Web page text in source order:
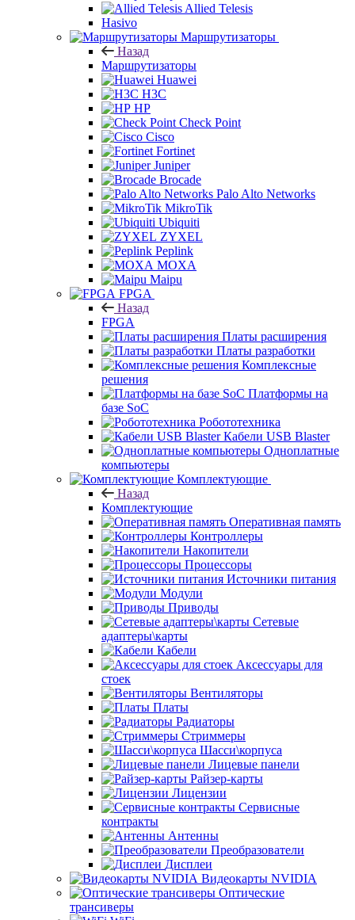
Allied Telesis
Hasivo
Маршрутизаторы
Назад
Маршрутизаторы
Huawei
H3C
HP
Check Point
Cisco
Fortinet
Juniper
Brocade
Palo Alto Networks
MikroTik
Ubiquiti
ZYXEL
Peplink
MOXA
Maipu
FPGA
Назад
FPGA
Платы расширения
Платы разработки
Комплексные
решения
Платформы на
базе SoC
Робототехника
Кабели USB Blaster
Одноплатные
компьютеры
Комплектующие
Назад
Комплектующие
Оперативная память
Контроллеры
Накопители
Процессоры
Источники питания
Модули
Приводы
Сетевые
адаптеры\карты
Кабели
Аксессуары для
стоек
Вентиляторы
Платы
Радиаторы
Стриммеры
Шасси\корпуса
Лицевые панели
Райзер-карты
Лицензии
Сервисные
контракты
Антенны
Преобразователи
Дисплеи
Видеокарты NVIDIA
Оптические
трансиверы